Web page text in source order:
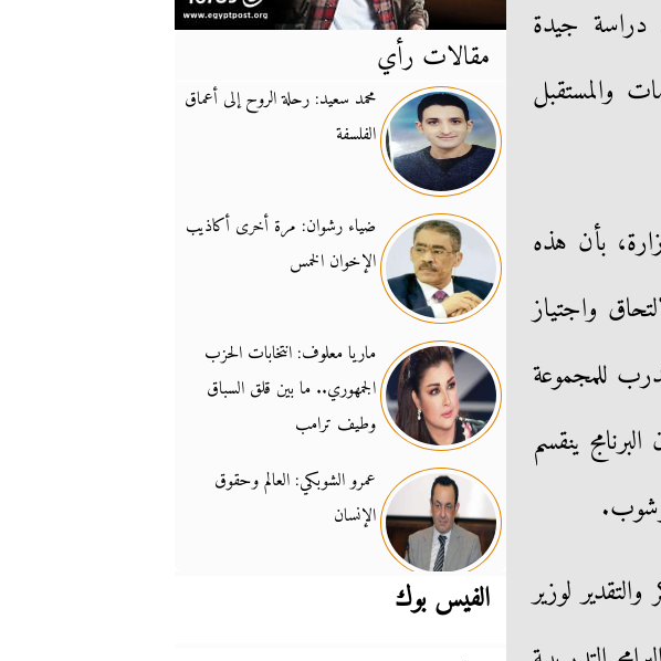
دراسة جيدة
والمستقبل
بأن هذه
واجتياز
السابق للتدريب وتم البدء في تنفيذ البرنامج لعدد 20 متدرب للمجموعة
ينقسم
لوزير
مقالات رأي
محمد سعيد: رحلة الروح إلى أعماق
الفلسفة
ضياء رشوان: مرة أخرى أكاذيب
الإخوان الخمس
ماريا معلوف: انتخابات الحزب
الجمهوري.. ما بين قلق السباق
وطيف ترامب
عمرو الشوبكي: العالم وحقوق
الإنسان
الفيس بوك